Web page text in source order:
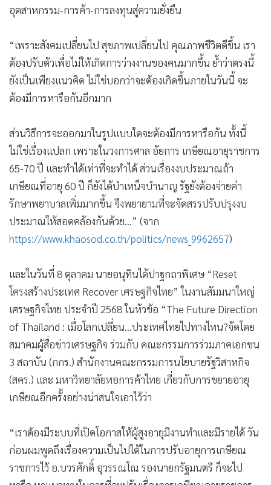
อุตสาหกรรม-การค้า-การลงทุนสู่ความยั่งยืน
“เพราะสังคมเปลี่ยนไป สุขภาพเปลี่ยนไป คุณภาพชีวิตดีขึ้น เรา
ต้องปรับตัวเพื่อไม่ให้เกิดการว่างงานของคนมากขึ้น ย้ำว่าตรงนี้
ยังเป็นเพียงแนวคิด ไม่ใช่บอกว่าจะต้องเกิดขึ้นภายในวันนี้ จะ
ต้องมีการหารือกันอีกมาก
ส่วนวิธีการจะออกมาในรูปแบบใดจะต้องมีการหารือกัน ทั้งนี้
ไม่ใช่เรื่องแปลก เพราะในวงการศาล อัยการ เกษียณอายุราชการ
65-70 ปี และทำได้เท่าที่จะทำได้ ส่วนเรื่องงบประมาณถ้า
เกษียณที่อายุ 60 ปี ก็ยังได้บำเหน็จบำนาญ รัฐยังต้องจ่ายค่า
รักษาพยาบาลเพิ่มมากขึ้น จึงพยายามที่จะจัดสรรปรับปรุงงบ
ประมาณให้สอดคล้องกันด้วย...” (จาก
https://www.khaosod.co.th/politics/news_9962657)
และในวันที่ 8 ตุลาคม นายอนุทินได้ปาฐกถาพิเศษ “Reset
โครงสร้างประเทศ Recover เศรษฐกิจไทย” ในงานสัมมนาใหญ่
เศรษฐกิจไทย ประจำปี 2568 ในหัวข้อ “The Future Direction
of Thailand : เมื่อโลกเปลี่ยน...ประเทศไทยไปทางไหน?จัดโดย
สมาคมผู้สื่อข่าวเศรษฐกิจ ร่วมกับ คณะกรรมการร่วมภาคเอกชน
3 สถาบัน (กกร.) สำนักงานคณะกรรมการนโยบายรัฐวิสาหกิจ
(สคร.) และ มหาวิทยาลัยหอการค้าไทย เกี่ยวกับการขยายอายุ
เกษียณอีกครั้งอย่างน่าสนใจเอาไว้ว่า
“เราต้องมีระบบที่เปิดโอกาสให้ผู้สูงอายุมีงานทำและมีรายได้ วัน
ก่อนผมพูดถึงเรื่องความเป็นไปได้ในการปรับอายุการเกษียณ
ราชการไว้ อ.บวรศักดิ์ อุวรรณโณ รองนายกรัฐมนตรี ก็จะไป